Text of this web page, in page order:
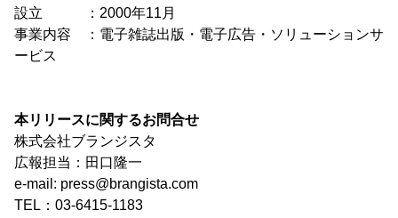
設立 ：2000年11月
事業内容 ：電子雑誌出版・電子広告・ソリューションサ
ービス
本リリースに関するお問合せ
株式会社ブランジスタ
広報担当：田口隆一
e-mail: press@brangista.com
TEL：03-6415-1183